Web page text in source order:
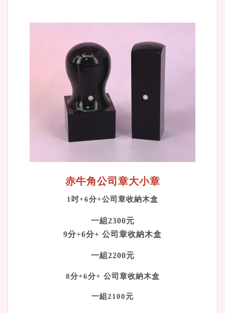
赤牛角公司章大小章
1吋+6分+公司章收納木盒
一組2300元
9分+6分+ 公司章收納木盒
一組2200元
8分+6分+ 公司章收納木盒
一組2100元